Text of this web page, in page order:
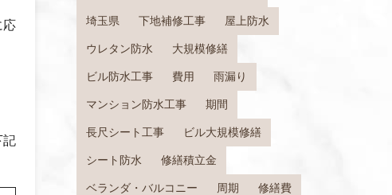
応
記
埼玉県 下地補修工事 屋上防水
ウレタン防水 大規模修繕
ビル防水工事 費用 雨漏り
マンション防水工事 期間
長尺シート工事 ビル大規模修繕
シート防水 修繕積立金
ベランダ・バルコニー 周期 修繕費